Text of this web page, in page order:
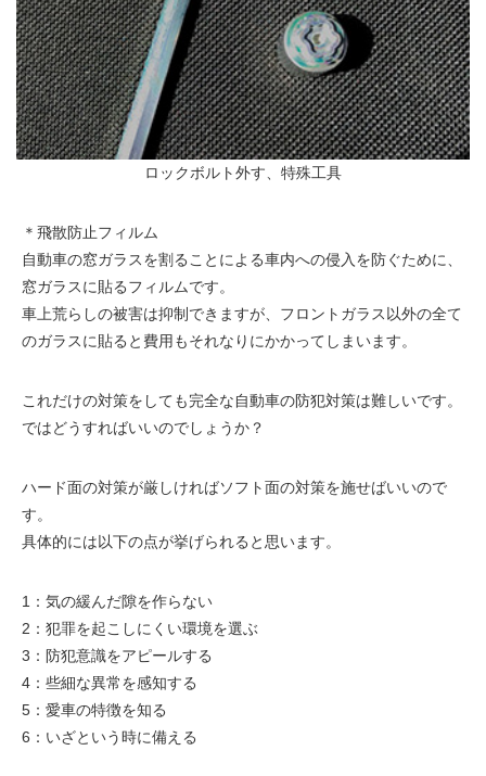
ロックボルト外す、特殊工具
＊飛散防止フィルム
自動車の窓ガラスを割ることによる車内への侵入を防ぐために、
窓ガラスに貼るフィルムです。
車上荒らしの被害は抑制できますが、フロントガラス以外の全て
のガラスに貼ると費用もそれなりにかかってしまいます。
これだけの対策をしても完全な自動車の防犯対策は難しいです。
ではどうすればいいのでしょうか？
ハード面の対策が厳しければソフト面の対策を施せばいいので
す。
具体的には以下の点が挙げられると思います。
1：気の緩んだ隙を作らない
2：犯罪を起こしにくい環境を選ぶ
3：防犯意識をアピールする
4：些細な異常を感知する
5：愛車の特徴を知る
6：いざという時に備える